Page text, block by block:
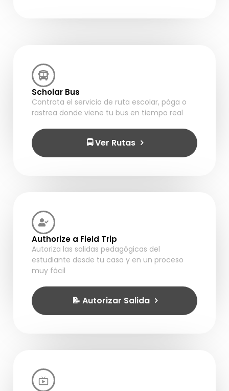
Scholar Bus
Contrata el servicio de ruta escolar, pága o
rastrea donde viene tu bus en tiempo real
🚍 Ver Rutas
Authorize a Field Trip
Autoriza las salidas pedagógicas del
estudiante desde tu casa y en un proceso
muy fácil
📝 Autorizar Salida